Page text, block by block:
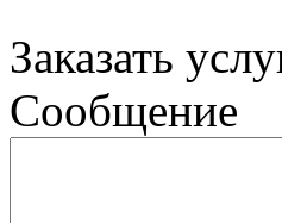
Заказать
Сообщение